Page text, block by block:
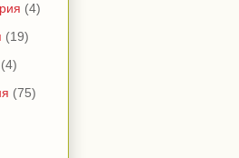
(4)
(19)
(4)
(75)